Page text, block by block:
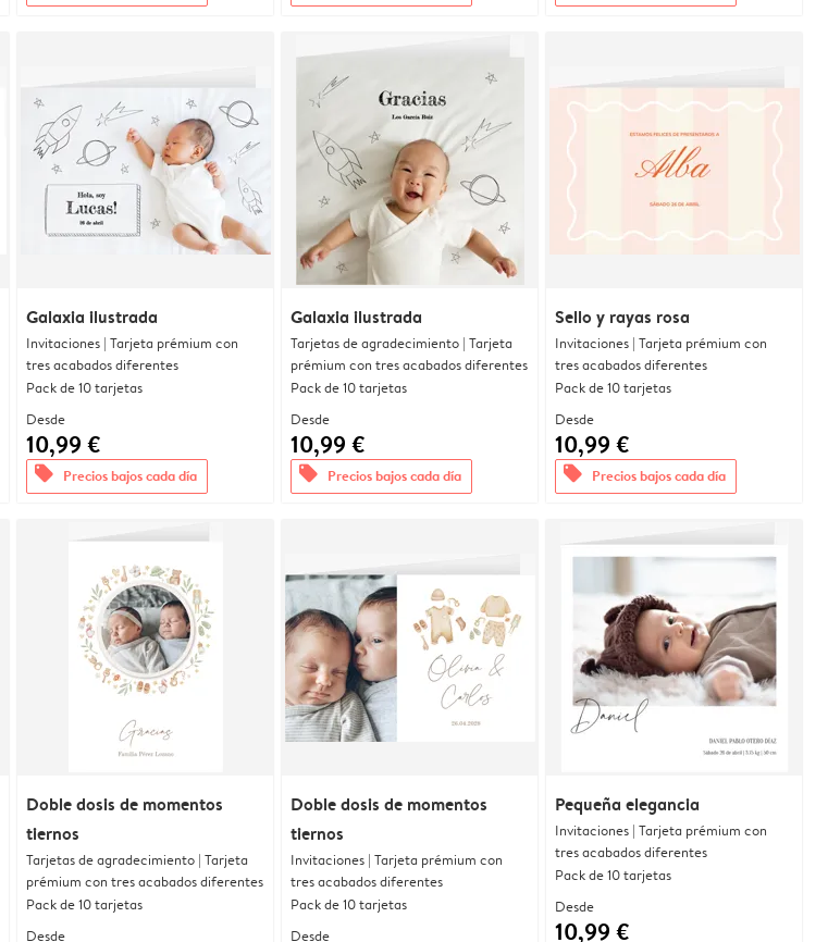
Galaxia ilustrada
Invitaciones | Tarjeta prémium con
tres acabados diferentes
Pack de 10 tarjetas
Desde
10,99 €
offers Precios bajos cada día
Galaxia ilustrada
Tarjetas de agradecimiento | Tarjeta
prémium con tres acabados diferentes
Pack de 10 tarjetas
Desde
10,99 €
offers Precios bajos cada día
Sello y rayas rosa
Invitaciones | Tarjeta prémium con
tres acabados diferentes
Pack de 10 tarjetas
Desde
10,99 €
offers Precios bajos cada día
Doble dosis de momentos
tiernos
Tarjetas de agradecimiento | Tarjeta
prémium con tres acabados diferentes
Pack de 10 tarjetas
Desde
Doble dosis de momentos
tiernos
Invitaciones | Tarjeta prémium con
tres acabados diferentes
Pack de 10 tarjetas
Desde
Pequeña elegancia
Invitaciones | Tarjeta prémium con
tres acabados diferentes
Pack de 10 tarjetas
Desde
10,99 €